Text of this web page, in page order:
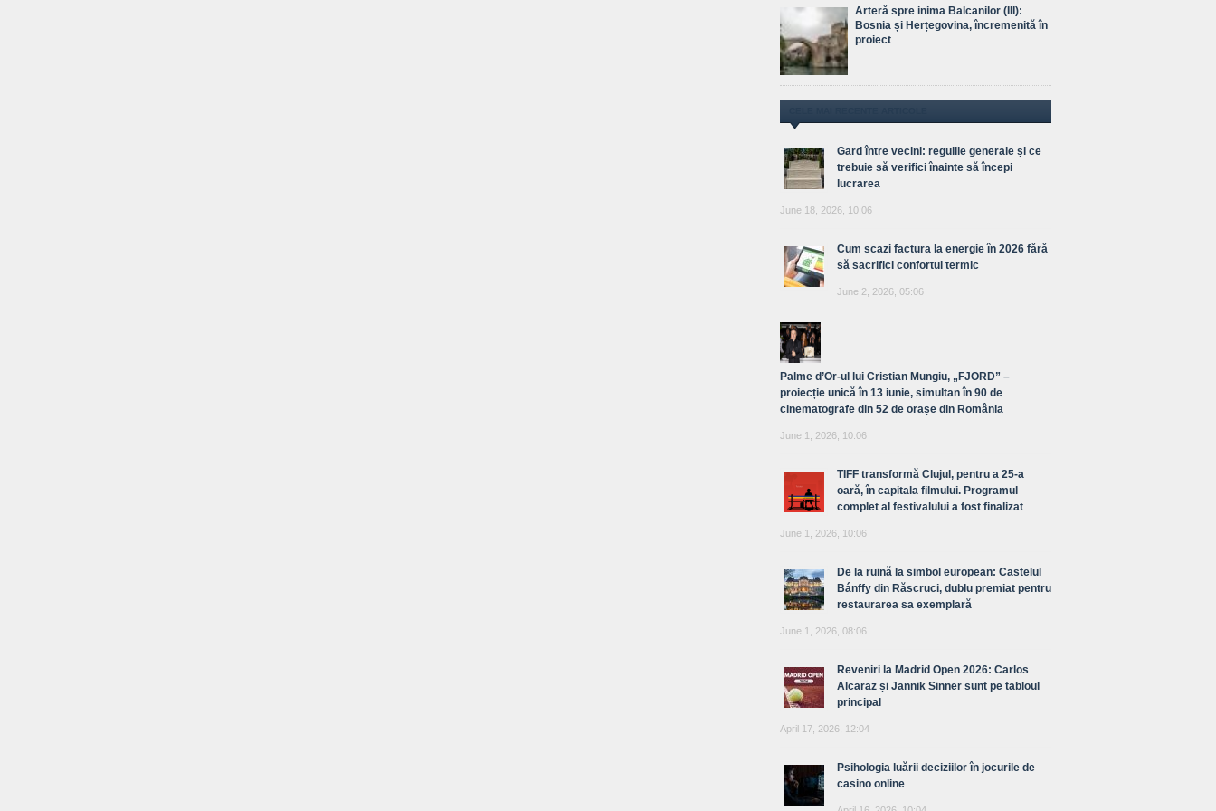
Arteră spre inima Balcanilor (III):
Bosnia și Herțegovina, încremenită în
proiect
Gard între vecini: regulile generale și ce
trebuie să verifici înainte să începi
lucrarea
June 18, 2026, 10:06
Cum scazi factura la energie în 2026 fără
să sacrifici confortul termic
June 2, 2026, 05:06
Palme d’Or-ul lui Cristian Mungiu, „FJORD” –
proiecție unică în 13 iunie, simultan în 90 de
cinematografe din 52 de orașe din România
June 1, 2026, 10:06
TIFF transformă Clujul, pentru a 25-a
oară, în capitala filmului. Programul
complet al festivalului a fost finalizat
June 1, 2026, 10:06
De la ruină la simbol european: Castelul
Bánffy din Răscruci, dublu premiat pentru
restaurarea sa exemplară
June 1, 2026, 08:06
Reveniri la Madrid Open 2026: Carlos
Alcaraz și Jannik Sinner sunt pe tabloul
principal
April 17, 2026, 12:04
Psihologia luării deciziilor în jocurile de
casino online